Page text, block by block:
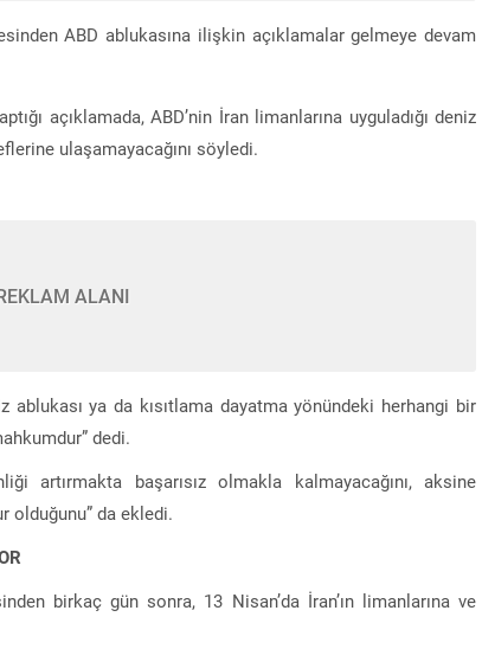
ABD ablukasına ilişkin açıklamalar gelmeye devam
açıklamada, ABD’nin İran limanlarına uyguladığı deniz
ulaşamayacağını söyledi.
ALANI
ablukası ya da kısıtlama dayatma yönündeki herhangi bir
dedi.
artırmakta başarısız olmakla kalmayacağını, aksine
olduğunu” da ekledi.
birkaç gün sonra, 13 Nisan’da İran’ın limanlarına ve